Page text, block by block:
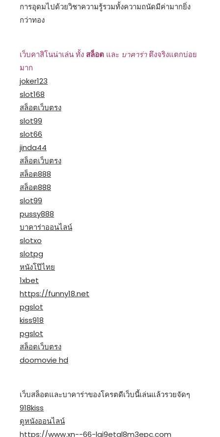
การอุดมไปด้วยวิชาความรู้รวมทั้งความถนัดมีค่ามากยิ่ง
กว่าทอง
เว็บคาสิโนน่าเล่น ทั้ง สล็อต และ บาคาร่าตึงจริงแตกบ่อย
มาก
joker123
slot168
สล็อตเว็บตรง
slot99
slot66
jinda44
สล็อตเว็บตรง
สล็อต888
สล็อต888
slot99
pussy888
บาคาร่าออนไลน์
slotxo
slotpg
หนังโป๊ไทย
1xbet
https://funny18.net
pgslot
kiss918
pgslot
สล็อตเว็บตรง
doomovie hd
เว็บสล็อตและบาคาร่าของโครตดีเว็บนี้เล่นแล้วรวยจัดๆ
918kiss
ดูหนังออนไลน์
https://www.xn--66-lqi9etal8m3epc.com